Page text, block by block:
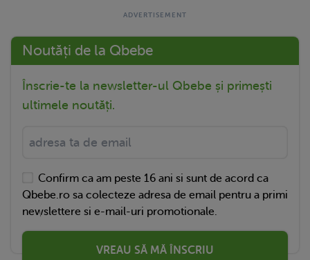
Noutăți de la Qbebe
Înscrie-te la newsletter-ul Qbebe și primești
ultimele noutăți.
Confirm ca am peste 16 ani si sunt de acord ca
Qbebe.ro sa colecteze adresa de email pentru a primi
newslettere si e-mail-uri promotionale.
VREAU SĂ MĂ ÎNSCRIU